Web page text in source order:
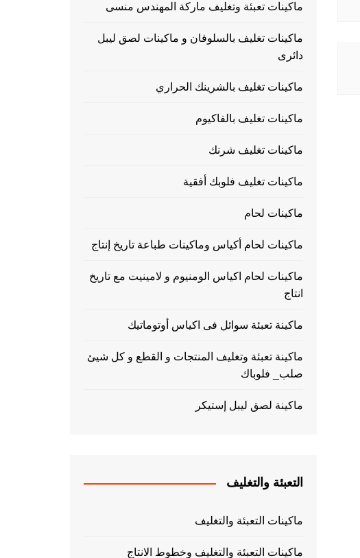
ماكينات تعبئة وتغليف ماركة المهندس منسى
ماكينات تغليف بالسلوفان و ماكينات لصق ليبل
دائرى
ماكينات تغليف بالشرينك الحراري
ماكينات تغليف بالفاكيوم
ماكينات تغليف شرنك
ماكينات تغليف فلوبك أفقية
ماكينات لحام
ماكينات لحام أكياس وماكينات طباعة تاريخ إنتاج
ماكينات لحام اكياس الومنيوم و لامينيت مع تاريخ
انتاج
ماكينة تعبئة سوائل فى اكياس أوتوماتيك
ماكينة تعبئة وتغليف المنتجات و القطع و كل شيئ
صلب_ فلوباك
ماكينة لصق ليبل إستيكر
التعبئة والتغليف
ماكينات التعبئة والتغليف
ماكينات التعبئة والتغليف وخطوط الانتاج